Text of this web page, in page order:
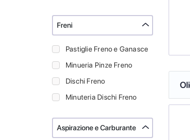
Freni
Pastiglie Freno e Ganasce
Minueria Pinze Freno
Dischi Freno
Minuteria Dischi Freno
Aspirazione e Carburante